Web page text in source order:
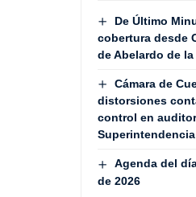
De Último
cobertura desde
de Abelardo de
Cámara de
distorsiones
control en
Agenda del
de 2026